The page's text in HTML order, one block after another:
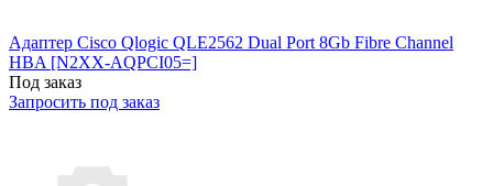
Адаптер Cisco Qlogic QLE2562 Dual Port 8Gb Fibre Channel
HBA [N2XX-AQPCI05=]
Под заказ
Запросить под заказ